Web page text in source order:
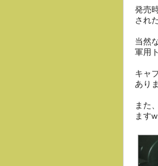
発売
され
当然
軍用
キャ
あり
また
ますw